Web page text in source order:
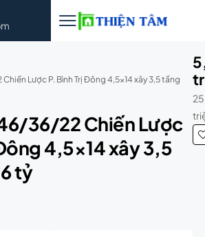
Lược P. Bình Trị Đông 4,5×14 xây 3,5 tầng
36/22 Chiến Lược
4,5×14 xây 3,5
tỷ